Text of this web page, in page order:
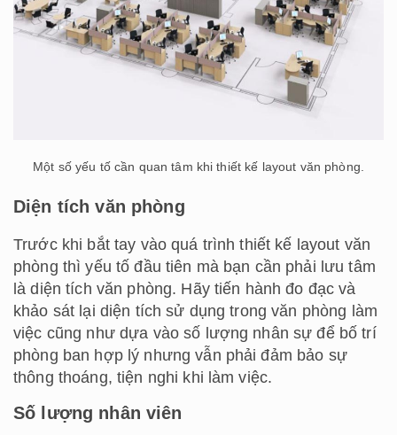
Một số yếu tố cần quan tâm khi thiết kế layout văn phòng.
Diện tích văn phòng
Trước khi bắt tay vào quá trình thiết kế layout văn
phòng thì yếu tố đầu tiên mà bạn cần phải lưu tâm
là diện tích văn phòng. Hãy tiến hành đo đạc và
khảo sát lại diện tích sử dụng trong văn phòng làm
việc cũng như dựa vào số lượng nhân sự để bố trí
phòng ban hợp lý nhưng vẫn phải đảm bảo sự
thông thoáng, tiện nghi khi làm việc.
Số lượng nhân viên